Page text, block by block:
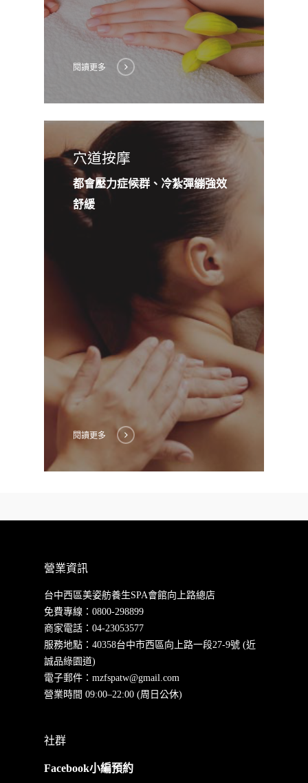
閱讀更多
穴道按摩
都會壓力症候群、冷紮彈繃強效
舒緩
閱讀更多
營業資訊
台中西區美姿舫養生SPA會館向上路總店
免費專線： 0800-298899
商家電話： 04-23053577
服務地點：40358台中市西區向上路一段27-9號 (近
誠品綠園道)
電子郵件： mzfspatw@gmail.com
營業時間 09:00–22:00 (周日公休)
社群
Facebook小編預約